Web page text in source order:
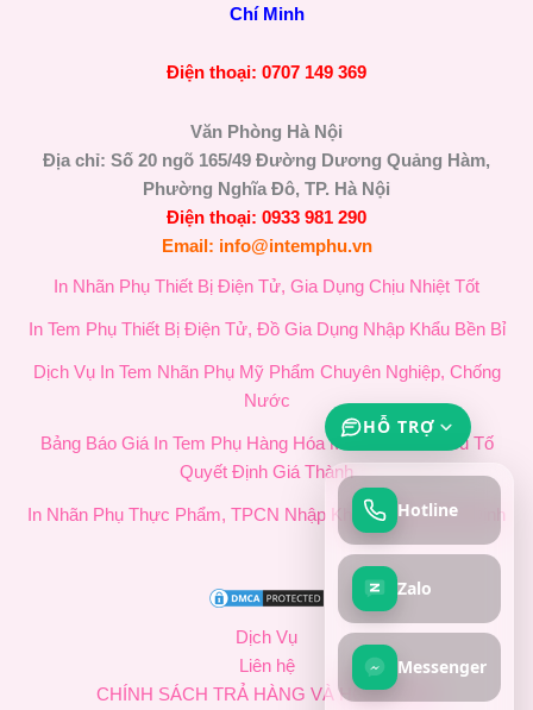
Chí Minh
Điện thoại: 0707 149 369
Văn Phòng Hà Nội
Địa chỉ: Số 20 ngõ 165/49 Đường Dương Quảng Hàm,
Phường Nghĩa Đô, TP. Hà Nội
Điện thoại: 0933 981 290
Email: info@intemphu.vn
In Nhãn Phụ Thiết Bị Điện Tử, Gia Dụng Chịu Nhiệt Tốt
In Tem Phụ Thiết Bị Điện Tử, Đồ Gia Dụng Nhập Khẩu Bền Bỉ
Dịch Vụ In Tem Nhãn Phụ Mỹ Phẩm Chuyên Nghiệp, Chống
Nước
Bảng Báo Giá In Tem Phụ Hàng Hóa Mới Nhất & 4 Yếu Tố
Quyết Định Giá Thành
In Nhãn Phụ Thực Phẩm, TPCN Nhập Khẩu Chuẩn Quy Định
Dịch Vụ
Liên hệ
CHÍNH SÁCH TRẢ HÀNG VÀ HOÀN TIỀN
HỖ TRỢ
Hotline
Zalo
Messenger